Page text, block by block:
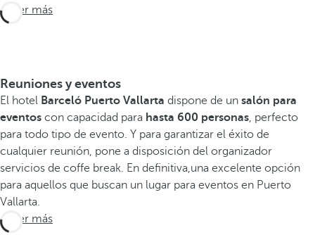
Saber más
Reuniones y eventos
El hotel Barceló Puerto Vallarta dispone de un salón para
eventos con capacidad para hasta 600 personas, perfecto
para todo tipo de evento. Y para garantizar el éxito de
cualquier reunión, pone a disposición del organizador
servicios de coffe break. En definitiva,una excelente opción
para aquellos que buscan un lugar para eventos en Puerto
Vallarta.
Saber más